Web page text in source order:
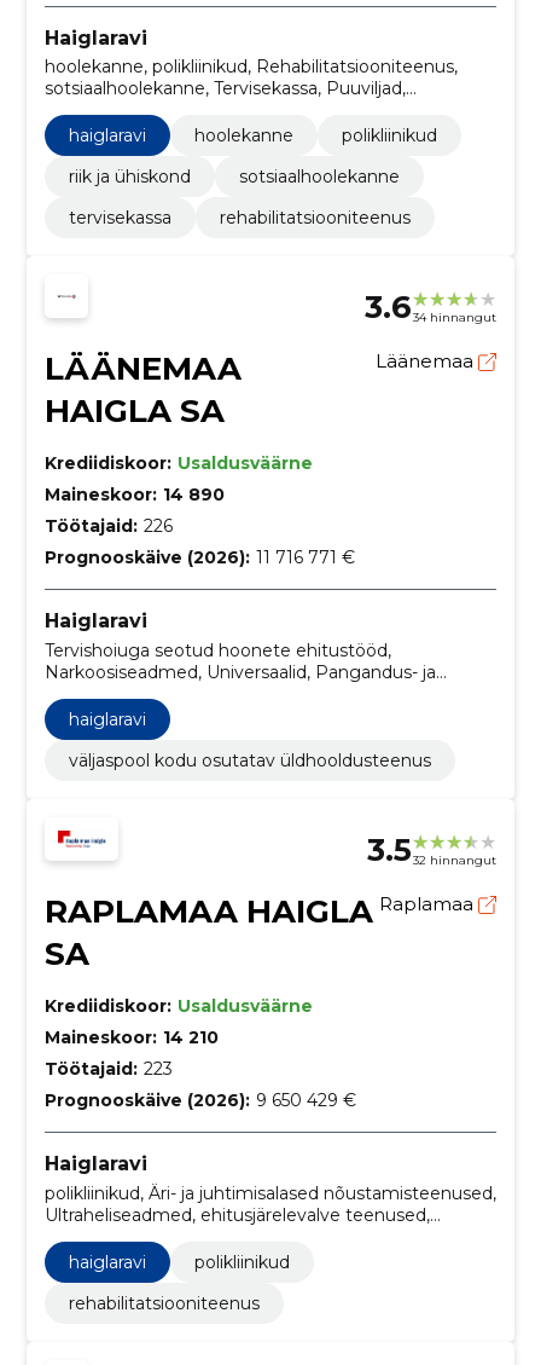
Haiglaravi
hoolekanne, polikliinikud, Rehabilitatsiooniteenus,
sotsiaalhoolekanne, Tervisekassa, Puuviljad,
köögiviljad ja nendega seonduvad tooted,
Piimatooted, Mitmesugused toiduained,
Ultrahelidiagnostikaseadmed, Kätepuhastusvahendid
haiglaravi hoolekanne
polikliinikud
riik ja ühiskond
sotsiaalhoolekanne
tervisekassa
rehabilitatsiooniteenus
3.634 hinnangut
LÄÄNEMAA
HAIGLA SA
Läänemaa
Krediidiskoor: Usaldusväärne
Maineskoor: 14 890
Töötajaid: 226
Prognooskäive (2026): 11 716 771 €
Haiglaravi
Tervishoiuga seotud hoonete ehitustööd,
Narkoosiseadmed, Universaalid, Pangandus- ja
investeerimisteenused, Mitmesugused
meditsiiniseadmed ja tooted, Sõiduautod,
Arvutiseadmed ja nende tarvikud, Väljaspool kodu
osutatav üldhooldusteenus, Endoskoobid, Minibussid
haiglaravi
väljaspool kodu osutatav üldhooldusteenus
3.532 hinnangut
RAPLAMAA HAIGLA
SA
Raplamaa
Krediidiskoor: Usaldusväärne
Maineskoor: 14 210
Töötajaid: 223
Prognooskäive (2026): 9 650 429 €
Haiglaravi
polikliinikud, Äri- ja juhtimisalased nõustamisteenused,
Ultraheliseadmed, ehitusjärelevalve teenused,
Operatsioonitehnika, Ehitiste või nende osade
ehitustööd ja tsiviilehitustööd, Arhitektuuri-, insener-
tehnilise projekteerimise ja planeerimisteenused,
Pesupesemis- ja kuivpuhastusteenused, Mööbel,
haiglaravi
polikliinikud
rehabilitatsiooniteenus